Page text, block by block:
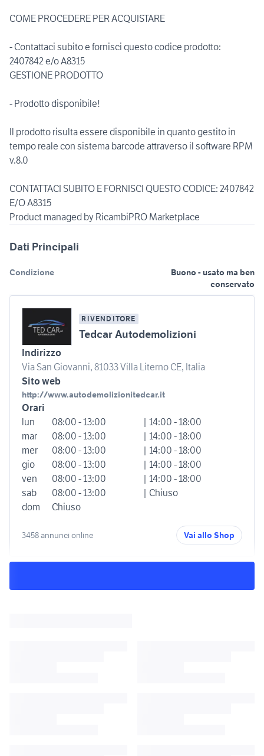
COME PROCEDERE PER ACQUISTARE
- Contattaci subito e fornisci questo codice prodotto:
2407842 e/o A8315
GESTIONE PRODOTTO
- Prodotto disponibile!
Il prodotto risulta essere disponibile in quanto gestito in
tempo reale con sistema barcode attraverso il software RPM
v.8.0
CONTATTACI SUBITO E FORNISCI QUESTO CODICE: 2407842
E/O A8315
Product managed by RicambiPRO Marketplace
Dati Principali
Condizione
Buono - usato ma ben
conservato
RIVENDITORE
Tedcar Autodemolizioni
Indirizzo
Via San Giovanni, 81033 Villa Literno CE, Italia
Sito web
http://www.autodemolizionitedcar.it
Orari
lun
08:00 - 13:00
| 14:00 - 18:00
mar
08:00 - 13:00
| 14:00 - 18:00
mer
08:00 - 13:00
| 14:00 - 18:00
gio
08:00 - 13:00
| 14:00 - 18:00
ven
08:00 - 13:00
| 14:00 - 18:00
sab
08:00 - 13:00
| Chiuso
dom
Chiuso
3458 annunci online Vai allo Shop